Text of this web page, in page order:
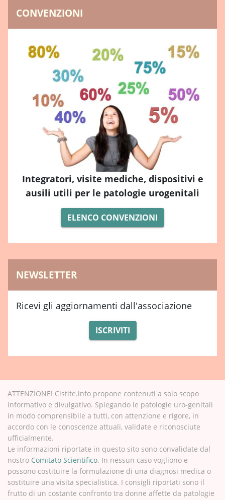
CONVENZIONI
Integratori, visite mediche, dispositivi e
ausili utili per le patologie urogenitali
ELENCO CONVENZIONI
NEWSLETTER
Ricevi gli aggiornamenti dall'associazione
ISCRIVITI
ATTENZIONE! Cistite.info propone contenuti a solo scopo
informativo e divulgativo. Spiegando le patologie uro-genitali
in modo comprensibile a tutti, con attenzione e rigore, in
accordo con le conoscenze attuali, validate e riconosciute
ufficialmente.
Le informazioni riportate in questo sito sono convalidate dal
nostro Comitato Scientifico. In nessun caso vogliono e
possono costituire la formulazione di una diagnosi medica o
sostituire una visita specialistica. I consigli riportati sono il
frutto di un costante confronto tra donne affette da patologie